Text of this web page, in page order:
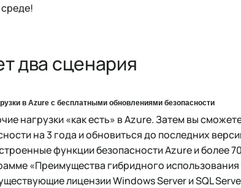
два сценария
в Azure с бесплатными обновлениями безопасности
нагрузки «как есть» в Azure. Затем вы
на 3 года и обновиться до последних
функции безопасности Azure и более
«Преимущества гибридного
лицензии Windows Server и SQL